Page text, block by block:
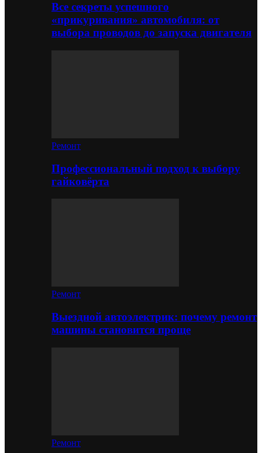
Все секреты успешного
«прикуривания» автомобиля: от
выбора проводов до запуска двигателя
Ремонт
Профессиональный подход к выбору
гайковёрта
Ремонт
Выездной автоэлектрик: почему ремонт
машины становится проще
Ремонт